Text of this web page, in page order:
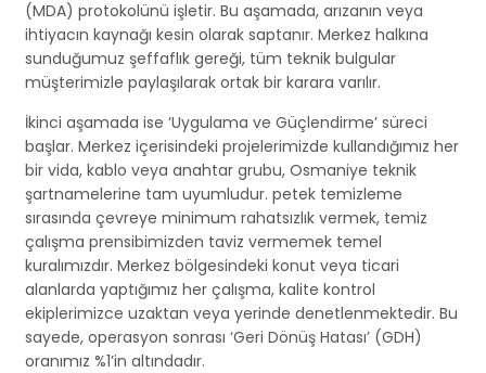
(MDA) protokolünü işletir. Bu aşamada, arızanın veya
ihtiyacın kaynağı kesin olarak saptanır. Merkez halkına
sunduğumuz şeffaflık gereği, tüm teknik bulgular
müşterimizle paylaşılarak ortak bir karara varılır.
İkinci aşamada ise ‘Uygulama ve Güçlendirme’ süreci
başlar. Merkez içerisindeki projelerimizde kullandığımız her
bir vida, kablo veya anahtar grubu, Osmaniye teknik
şartnamelerine tam uyumludur. petek temizleme
sırasında çevreye minimum rahatsızlık vermek, temiz
çalışma prensibimizden taviz vermemek temel
kuralımızdır. Merkez bölgesindeki konut veya ticari
alanlarda yaptığımız her çalışma, kalite kontrol
ekiplerimizce uzaktan veya yerinde denetlenmektedir. Bu
sayede, operasyon sonrası ‘Geri Dönüş Hatası’ (GDH)
oranımız %1’in altındadır.